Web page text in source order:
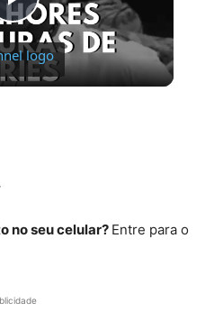
Play
Video
no seu celular? Entre para o